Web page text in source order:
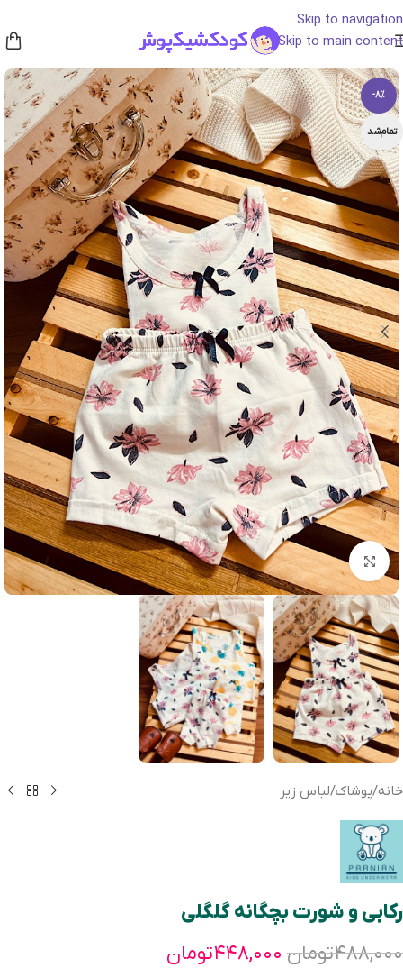
Skip to navigation
Skip to main content
-8%
تمام‌شد
بزرگنمایی تصویر
خانه/پوشاک/لباس زیر
رکابی و شورت بچگانه گلگلی
۴۸۸,۰۰۰تومان ۴۴۸,۰۰۰تومان